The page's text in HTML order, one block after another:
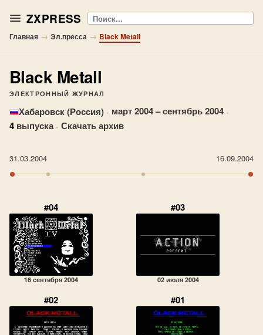
ZXPRESS Поиск
Главная → Эл.пресса → Black Metall
Black Metall
ЭЛЕКТРОННЫЙ ЖУРНАЛ
Хабаровск (Россия) · март 2004 – сентябрь 2004 ·
4 выпуска · Скачать архив
31.03.2004 16.09.2004
#04
16 сентября 2004
#03
02 июля 2004
#02 #01